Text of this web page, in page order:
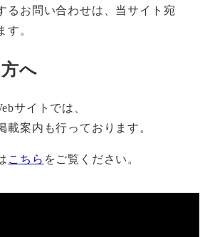
るお問い合わせは、当サイト宛
す。
へ
サイトでは、
載案内も行っております。
こちら をご覧ください。